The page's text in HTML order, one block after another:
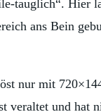
tauglich“. Hier
ans Bein
nur mit
veraltet und hat